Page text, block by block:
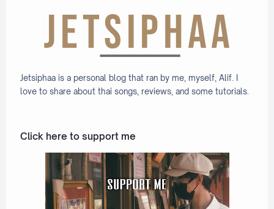
Jetsiphaa is a personal blog that ran by me, myself, Alif. I
love to share about thai songs, reviews, and some tutorials.
Click here to support me